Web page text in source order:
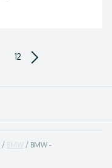
12
BMW
BMW -